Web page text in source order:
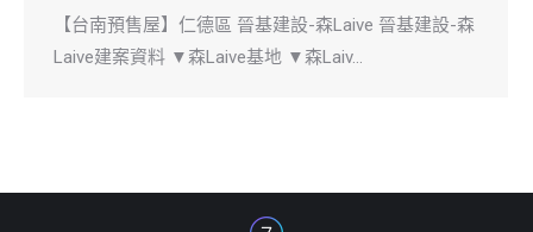
【台南預售屋】仁德區 晉基建設-森Laive 晉基建設-森
Laive建案資料 ▼森Laive基地 ▼森Laiv…